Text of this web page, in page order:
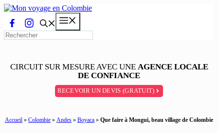
Aller
contenu
CIRCUIT SUR MESURE AVEC UNE AGENCE LOCALE
DE CONFIANCE
RECEVOIR UN DEVIS (GRATUIT)
Accueil » Colombie » Andes » Boyaca » Que faire à Mongui, beau village de Colombie